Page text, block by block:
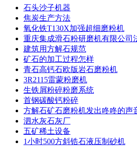
石头沙子机器
焦炭生产方法
氧化铁T130X加强超细磨粉机
重庆集成滑石粉研磨机有限公司
建筑用方解石规范
矿石的加工过程怎样
青石高钙石欧版岩石磨粉机
3R2115雷蒙粉磨机
生铁屑粉碎粉磨系统
首钢碳酸钙粉碎
方解石矿石磨粉机发出咚咚的声
泗水灰石灰厂
五矿稀土设备
1小时500方斜锆石液压制砂机